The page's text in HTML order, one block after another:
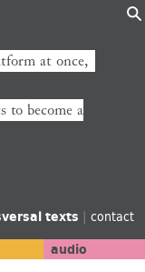
at once,
to become a
zugleich,
−
werden will.
texts | contact
audio